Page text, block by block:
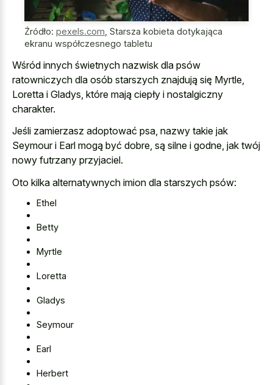
Źródło: pexels.com Starsza kobieta dotykająca
ekranu współczesnego tabletu
Wśród innych świetnych nazwisk dla psów
ratowniczych dla osób starszych znajdują się Myrtle,
Loretta i Gladys, które mają ciepły i nostalgiczny
charakter.
Jeśli zamierzasz adoptować psa, nazwy takie jak
Seymour i Earl mogą być dobre, są silne i godne, jak twój
nowy futrzany przyjaciel.
Oto kilka alternatywnych imion dla starszych psów:
Ethel
Betty
Myrtle
Loretta
Gladys
Seymour
Earl
Herbert